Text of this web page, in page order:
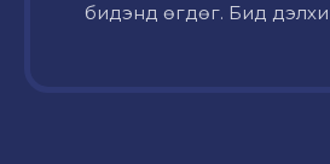
бидэнд өгдөг. Бид